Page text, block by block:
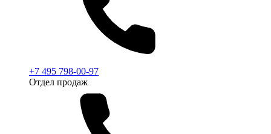
+7 495 798-00-97
Отдел продаж